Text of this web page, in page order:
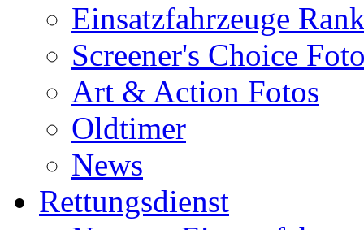
Einsatzfahrzeuge
Screener's Choice
Art & Action Fotos
Oldtimer
News
Rettungsdienst